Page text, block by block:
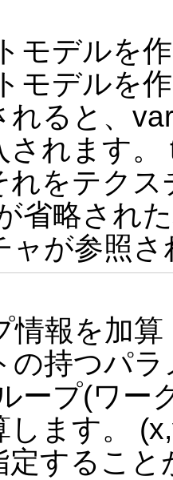
モデルを
モデルを
れると、
されます
れをテク
省略され
ャが参照さ
情報を加算
の持つパ
ープ(ワー
します。
定すること